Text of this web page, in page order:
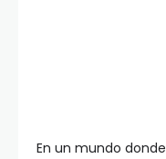
En un mundo